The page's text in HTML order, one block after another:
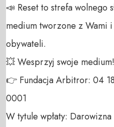
📣 Reset to strefa wolnego
medium tworzone z Wami
obywateli.
💥 Wesprzyj swoje medium!
👉 Fundacja Arbitror: 04
0001
W tytule wpłaty: